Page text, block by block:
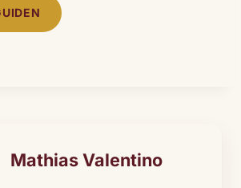
Mathias Valentino